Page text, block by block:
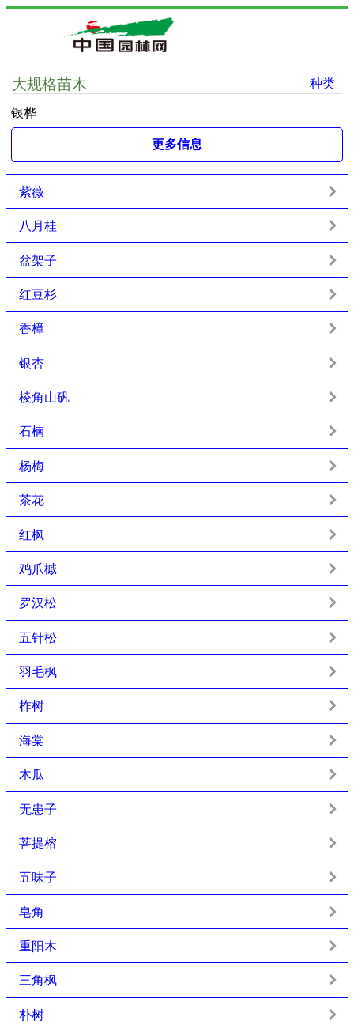
大规格苗木 种类
银桦
更多信息
紫薇
八月桂
盆架子
红豆杉
香樟
银杏
棱角山矾
石楠
杨梅
茶花
红枫
鸡爪槭
罗汉松
五针松
羽毛枫
柞树
海棠
木瓜
无患子
菩提榕
五味子
皂角
重阳木
三角枫
朴树